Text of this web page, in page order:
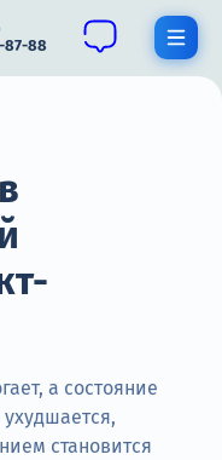
87-88
а состояние
становится